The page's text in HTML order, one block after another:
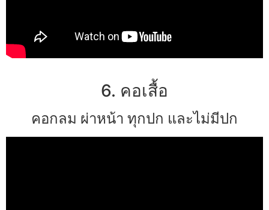
6. คอเสื้อ
คอกลม ผ่าหน้า ทุกปก และไม่มีปก